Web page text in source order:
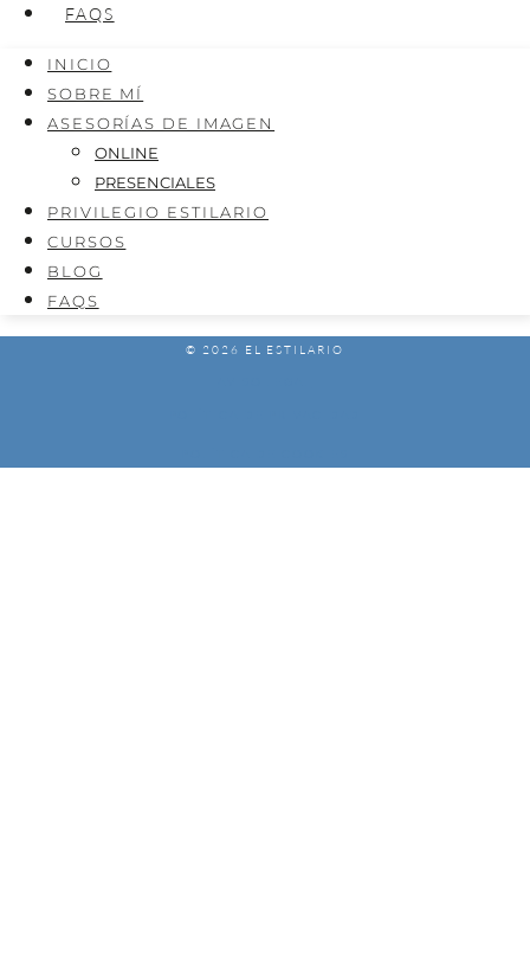
FAQS
INICIO
SOBRE MÍ
ASESORÍAS DE IMAGEN
ONLINE
PRESENCIALES
PRIVILEGIO ESTILARIO
CURSOS
BLOG
FAQS
© 2026 EL ESTILARIO